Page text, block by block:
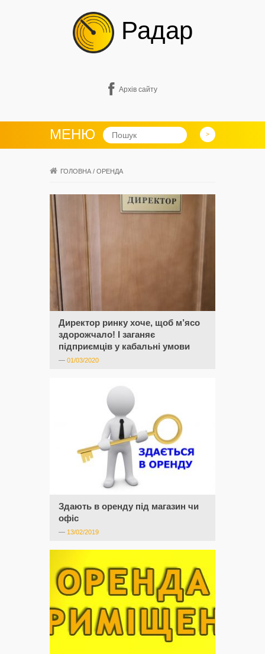
Радар
Архів сайту
МЕНЮ
ГОЛОВНА / ОРЕНДА
Директор ринку хоче, щоб м’ясо
здорожчало! І заганяє
підприємців у кабальні умови
— 01/03/2020
Здають в оренду під магазин чи
офіс
— 13/02/2019